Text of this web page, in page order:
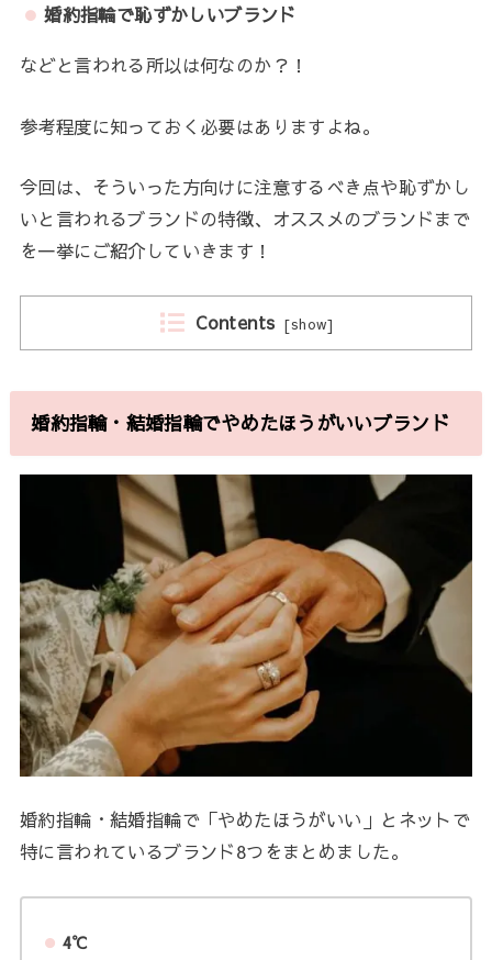
婚約指輪で恥ずかしいブランド
などと言われる所以は何なのか？！
参考程度に知っておく必要はありますよね。
今回は、そういった方向けに注意するべき点や恥ずかし
いと言われるブランドの特徴、オススメのブランドまで
を一挙にご紹介していきます！
Contents [show]
婚約指輪・結婚指輪でやめたほうがいいブランド
婚約指輪・結婚指輪で「やめたほうがいい」とネットで
特に言われているブランド8つをまとめました。
4℃